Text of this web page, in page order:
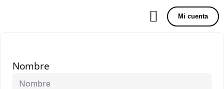
Mi cuenta
Nombre